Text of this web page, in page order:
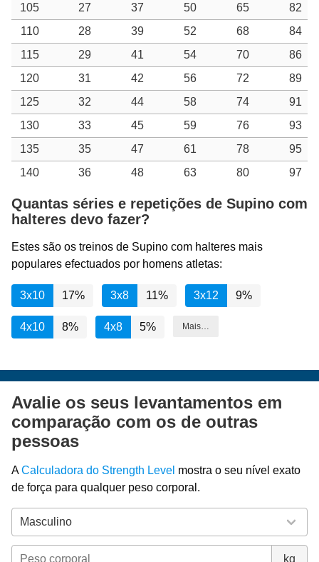
105
27 37 50 65
82
110
28 39 52 68
84
115
29 41 54 70
86
120
31 42 56 72
89
125
32 44 58 74
91
130
33 45 59 76
93
135
35 47 61 78
95
140
36 48 63 80 97
Quantas séries e repetições de Supino com
halteres devo fazer?
Estes são os treinos de Supino com halteres mais
populares efectuados por homens atletas:
3x10 17% 3x8 11% 3x12 9%
4x10 8% 4x8 5% Mais…
Avalie os seus levantamentos em
comparação com os de outras
pessoas
ACalculadora do Strength Level mostra o seu nível exato
de força para qualquer peso corporal.
kg